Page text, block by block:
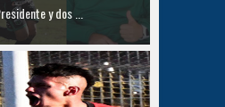
y dos ...